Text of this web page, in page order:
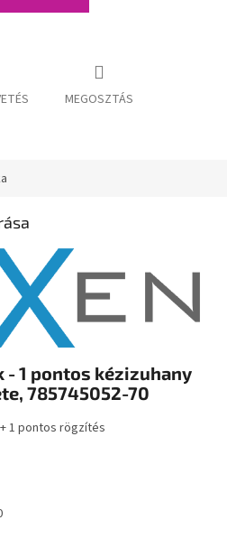
MEGOSZTÁS
1 pontos kézizuhany
785745052-70
1 pontos rögzítés